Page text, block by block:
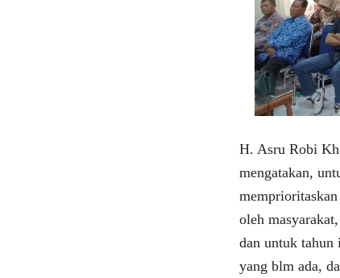
H. Asru Robi
mengatakan,
memprioritaskan
oleh
dan untuk tahun
yang blm ada,